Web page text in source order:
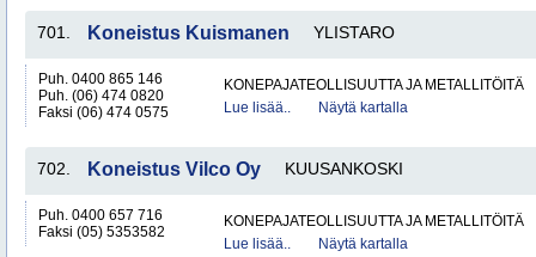
701. Koneistus Kuismanen YLISTARO
Puh. 0400 865 146
Puh. (06) 474 0820
Faksi (06) 474 0575
KONEPAJATEOLLISUUTTA JA METALLITÖITÄ
Lue lisää..
Näytä kartalla
702. Koneistus Vilco Oy KUUSANKOSKI
Puh. 0400 657 716
Faksi (05) 5353582
KONEPAJATEOLLISUUTTA JA METALLITÖITÄ
Lue lisää..
Näytä kartalla